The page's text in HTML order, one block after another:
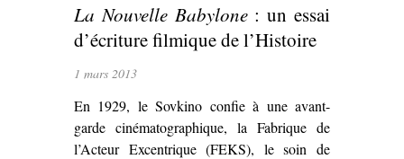
La Nouvelle Babylone: un essai
d’écriture filmique de l’Histoire
1 mars 2013
En 1929, le Sovkino confie à une avant-
garde cinématographique, la Fabrique de
l’Acteur Excentrique (FEKS), le soin de